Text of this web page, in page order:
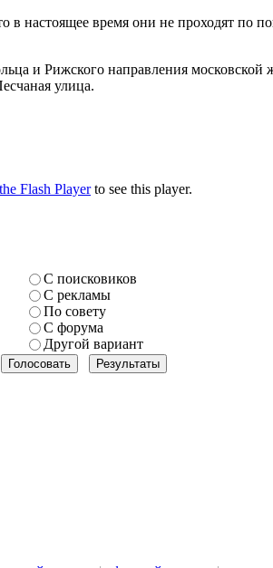
настоящее время они не проходят по
и Рижского направления московской
улица.
Flash Playerto see this player.
С поисковиков
С рекламы
По совету
С форума
Другой вариант